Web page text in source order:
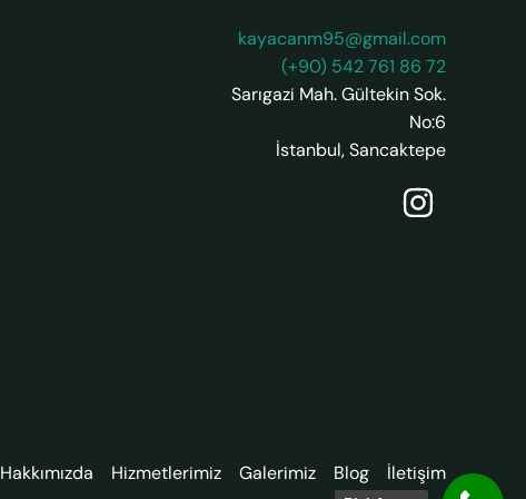
kayacanm95@gmail.com
(+90) 542 761 86 72
Sarıgazi Mah. Gültekin Sok.
No:6
İstanbul,Sancaktepe
Hakkımızda Hizmetlerimiz Galerimiz Blog İletişim